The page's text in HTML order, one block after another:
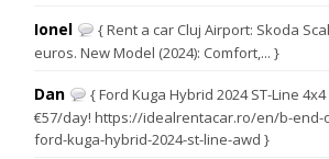
Ionel
{ Rent a car Cluj Airport: Skoda
euros. New Model (2024): Comfort,... }
Dan
{ Ford Kuga Hybrid 2024 ST-Line
€57/day! https://idealrentacar.ro/en/b-
ford-kuga-hybrid-2024-st-line-awd }